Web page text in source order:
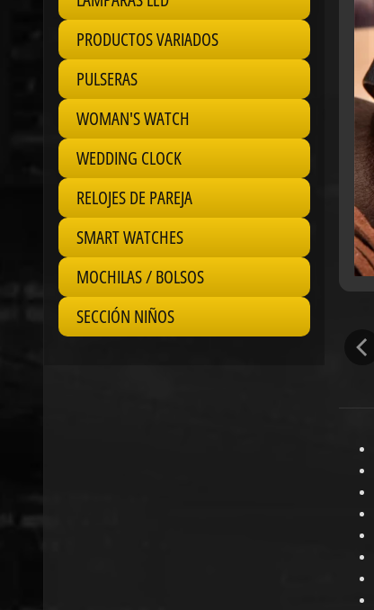
PRODUCTOS VARIADOS
PULSERAS
WOMAN'S WATCH
WEDDING CLOCK
RELOJES DE PAREJA
SMART WATCHES
MOCHILAS / BOLSOS
SECCIÓN NIÑOS